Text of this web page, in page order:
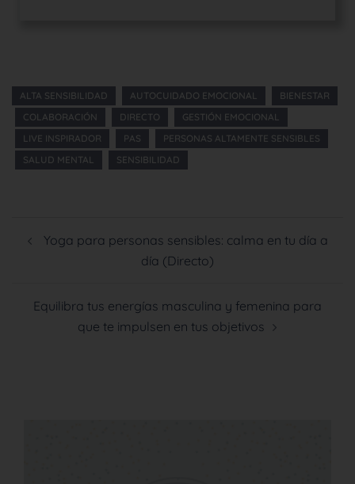
ALTA SENSIBILIDAD AUTOCUIDADO EMOCIONAL
BIENESTAR
COLABORACIÓN
DIRECTO
GESTIÓN EMOCIONAL
LIVE INSPIRADOR
PAS
PERSONAS ALTAMENTE SENSIBLES
SALUD MENTAL
SENSIBILIDAD
Yoga para personas sensibles: calma en tu día a
día (Directo)
Equilibra tus energías masculina y femenina para
que te impulsen en tus objetivos